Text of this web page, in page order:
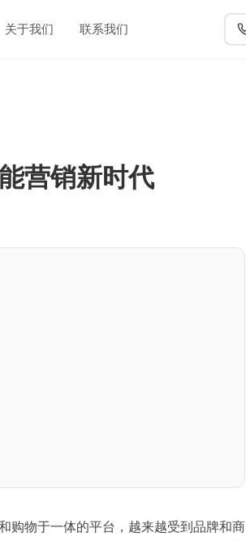
关于我们 联系我们
营销新时代
购物于一体的平台，越来越受到品牌和商